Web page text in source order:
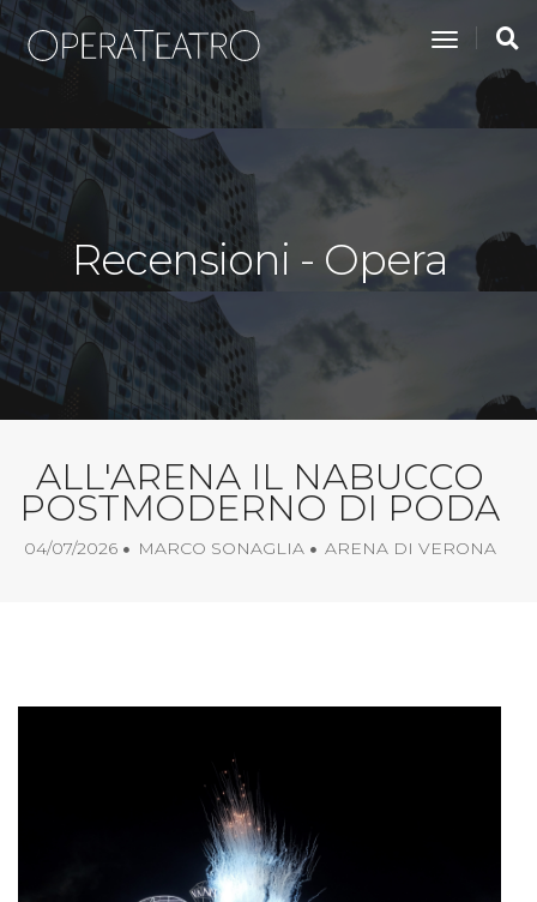
toggle
Recensioni - Opera
ALL'ARENA IL NABUCCO
POSTMODERNO DI PODA
04/07/2026 MARCO SONAGLIA ARENA DI VERONA